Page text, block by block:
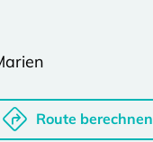
Route berechnen